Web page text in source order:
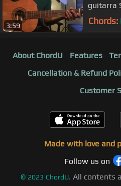
3:59
guitarra
VLOG
Chords:
About ChordU Features
Cancellation & Refund
Customer
Made with love and
Follow us on
© 2023 ChordU. All contents